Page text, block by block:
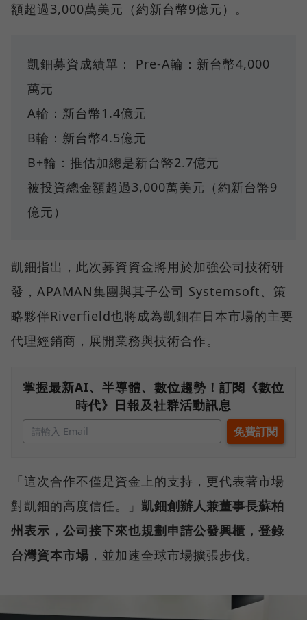
額超過3,000萬美元（約新台幣9億元）。
凱鈿募資成績單： Pre-A輪：新台幣4,000
萬元
A輪：新台幣1.4億元
B輪：新台幣4.5億元
B+輪：推估加總是新台幣2.7億元
被投資總金額超過3,000萬美元（約新台幣9
億元）
凱鈿指出，此次募資資金將用於加強公司技術研
發，APAMAN集團與其子公司 Systemsoft、策
略夥伴Riverfield也將成為凱鈿在日本市場的主要
代理經銷商，展開業務與技術合作。
掌握最新AI、半導體、數位趨勢！訂閱《數位
時代》日報及社群活動訊息
「這次合作不僅是資金上的支持，更代表著市場
對凱鈿的高度信任。」 凱鈿創辦人兼董事長蘇柏
州表示，公司接下來也規劃申請公發興櫃，登錄
台灣資本市場 ，並加速全球市場擴張步伐。